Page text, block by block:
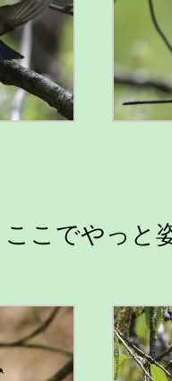
こでやっと